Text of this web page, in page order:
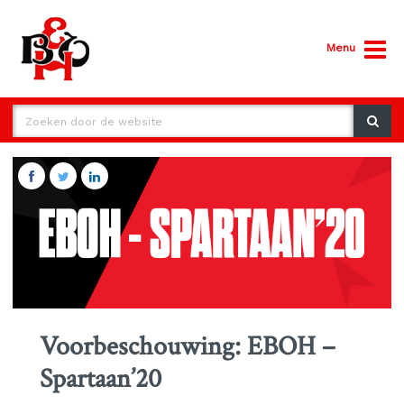
Menu
Voorbeschouwing: EBOH –
Spartaan’20